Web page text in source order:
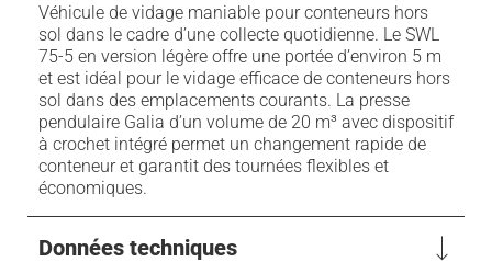
Véhicule de vidage maniable pour conteneurs hors
sol dans le cadre d’une collecte quotidienne. Le SWL
75-5 en version légère offre une portée d’environ 5 m
et est idéal pour le vidage efficace de conteneurs hors
sol dans des emplacements courants. La presse
pendulaire Galia d’un volume de 20 m³ avec dispositif
à crochet intégré permet un changement rapide de
conteneur et garantit des tournées flexibles et
économiques.
Données techniques